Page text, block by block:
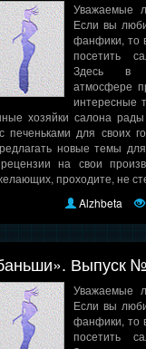
Уважаемые
Если вы
фанфики, то
посетить
Здесь в
атмосфере
интересные
хозяйки салона
печеньками для своих
новые темы
на свои
проходите, не
Alzhbeta
Выпуск
Уважаемые
Если вы
фанфики, то
посетить